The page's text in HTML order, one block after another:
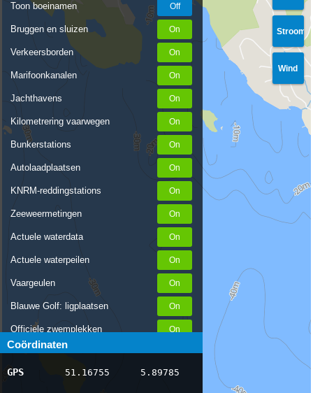
Toon boeinamen
Bruggen en sluizen
Verkeersborden
Marifoonkanalen
Jachthavens
Kilometrering vaarwegen
Bunkerstations
Autolaadplaatsen
KNRM-reddingstations
Zeeweermetingen
Actuele waterdata
Actuele waterpeilen
Vaargeulen
Blauwe Golf: ligplaatsen
Officiele zwemplekken
Stremmingen/hinder
AIS scheepsposities
Coördinaten
GPS 51.16755 5.89785
Stroom
Wind